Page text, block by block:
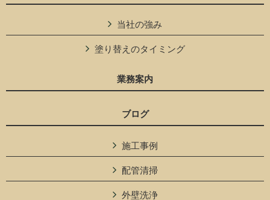
当社の強み
塗り替えのタイミング
業務案内
ブログ
施工事例
配管清掃
外壁洗浄